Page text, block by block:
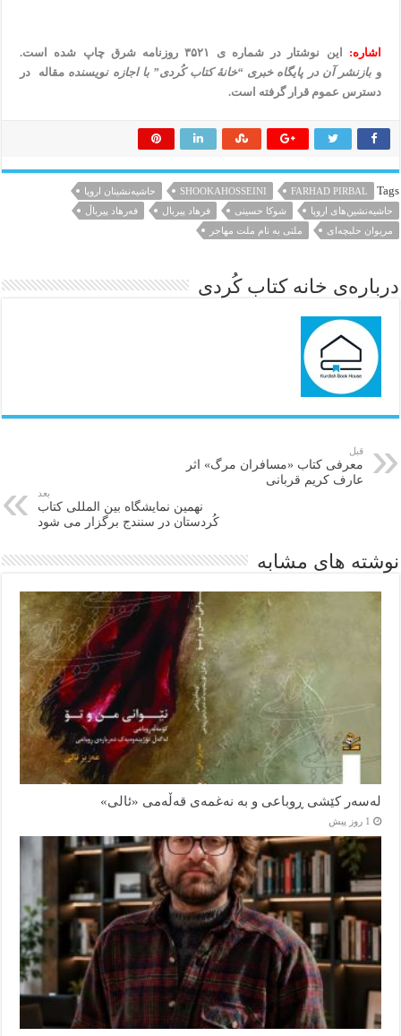
اشاره:
این نوشتار در شماره ی ۳۵۲۱ روزنامه شرق چاپ شده است.
و بازنشر آن در پایگاه خبری “خانهٔ کتاب كُردی” با اجازه نویسنده مقاله در
دسترس عموم قرار گرفته است.
Tags
FARHAD PIRBAL
SHOOKAHOSSEINI
حاشیه‌نشینان اروپا
حاشیه‌نشین‌های اروپا
شوکا حسینی فرهاد پیربال
فەرهاد پیرباڵ
مریوان حلبچه‌ای
ملتی به نام ملت مهاجر
درباره‌ی خانه کتاب کُردی
قبل
معرفی کتاب «مسافران مرگ» اثر
عارف کریم قربانی
بعد
نهمین نمایشگاه بین المللی کتاب
کُردستان در سنندج برگزار می شود
نوشته های مشابه
لەسەر کێشی ڕوباعی و به نەغمەی قەڵەمی «ئالی»
1 روز پیش